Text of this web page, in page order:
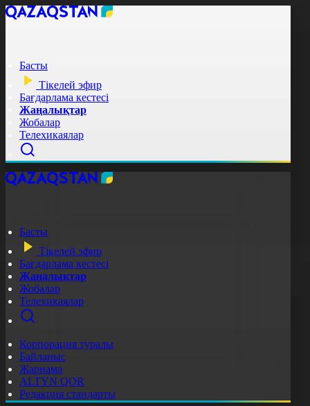
Басты
Тікелей эфир
Бағдарлама кестесі
Жаңалықтар
Жобалар
Телехикаялар
Басты
Тікелей эфир
Бағдарлама кестесі
Жаңалықтар
Жобалар
Телехикаялар
Корпорация туралы
Байланыс
Жарнама
ALTYN QOR
Редакция стандарты